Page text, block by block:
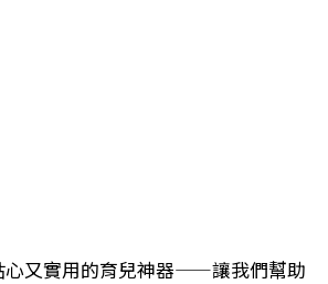
心又實用的育兒神器——讓我們幫助